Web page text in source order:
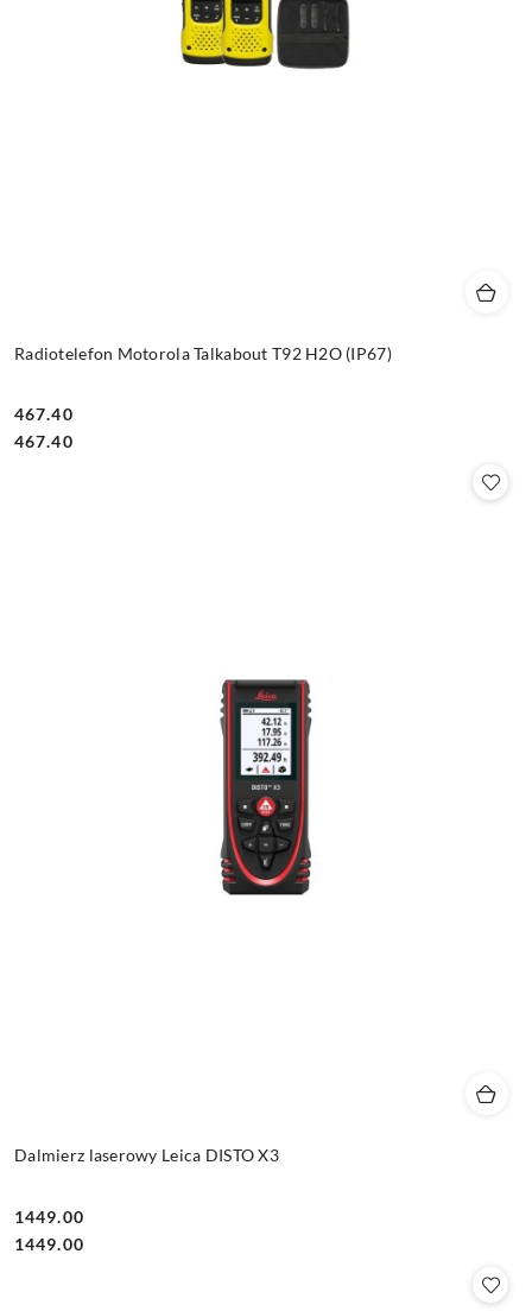
Radiotelefon Motorola Talkabout T92 H2O (IP67)
Cena:
467.40
Cena:
467.40
Dalmierz laserowy Leica DISTO X3
Cena:
1449.00
Cena:
1449.00